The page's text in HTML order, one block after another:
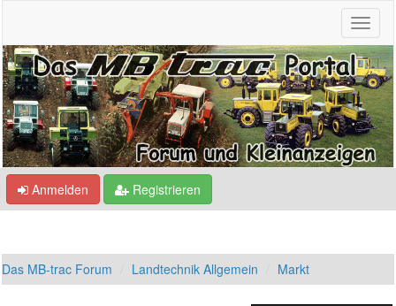
Anmelden Registrieren
Das MB-trac Forum Landtechnik Allgemein Markt